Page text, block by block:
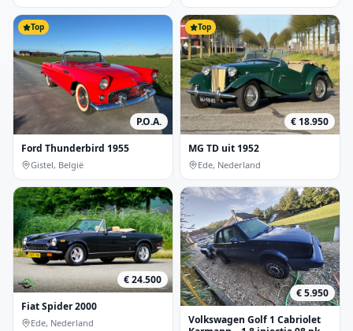
Top
P.O.A.
Ford Thunderbird 1955
Gistel, België
Top
€ 18.950
MG TD uit 1952
Ede, Nederland
€ 24.500
Fiat Spider 2000
Ede, Nederland
€ 5.950
Volkswagen Golf 1 Cabriolet